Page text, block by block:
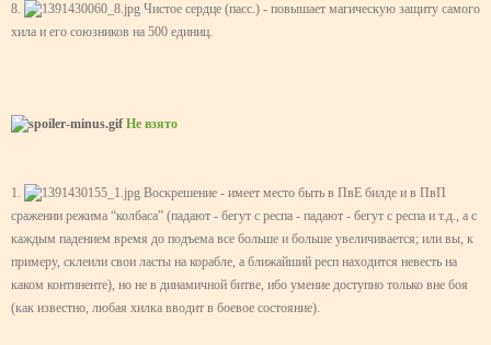
8.
Чистое сердце (пасс.) - повышает магическую защиту самого
хила и его союзников на 500 единиц.
Не взято
1.
Воскрешение - имеет место быть в ПвЕ билде и в ПвП
сражении режима “колбаса” (падают - бегут с респа - падают - бегут с респа и т.д., а с
каждым падением время до подъема все больше и больше увеличивается; или вы, к
примеру, склеили свои ласты на корабле, а ближайший респ находится невесть на
каком континенте), но не в динамичной битве, ибо умение доступно только вне боя
(как известно, любая хилка вводит в боевое состояние).